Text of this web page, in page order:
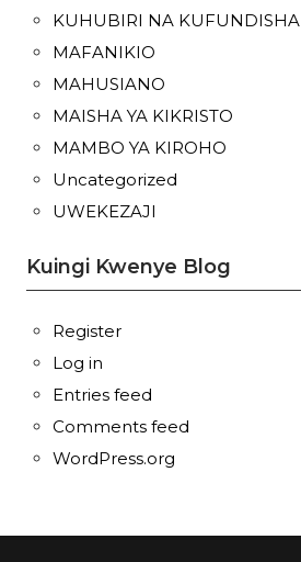
KUHUBIRI NA KUFUNDISHA
MAFANIKIO
MAHUSIANO
MAISHA YA KIKRISTO
MAMBO YA KIROHO
Uncategorized
UWEKEZAJI
Kuingi Kwenye Blog
Register
Log in
Entries feed
Comments feed
WordPress.org